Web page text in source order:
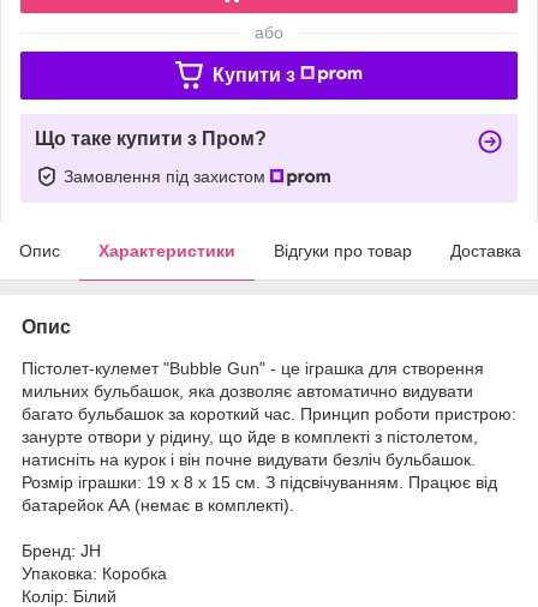
або
Купити з
Що таке купити з Пром?
Замовлення під захистом
Опис Характеристики Відгуки про товар Доставка
Опис
Пістолет-кулемет "Bubble Gun" - це іграшка для створення
мильних бульбашок, яка дозволяє автоматично видувати
багато бульбашок за короткий час. Принцип роботи пристрою:
занурте отвори у рідину, що йде в комплекті з пістолетом,
натисніть на курок і він почне видувати безліч бульбашок.
Розмір іграшки: 19 х 8 х 15 см. З підсвічуванням. Працює від
батарейок АА (немає в комплекті).
Бренд: JH
Упаковка: Коробка
Колір: Білий